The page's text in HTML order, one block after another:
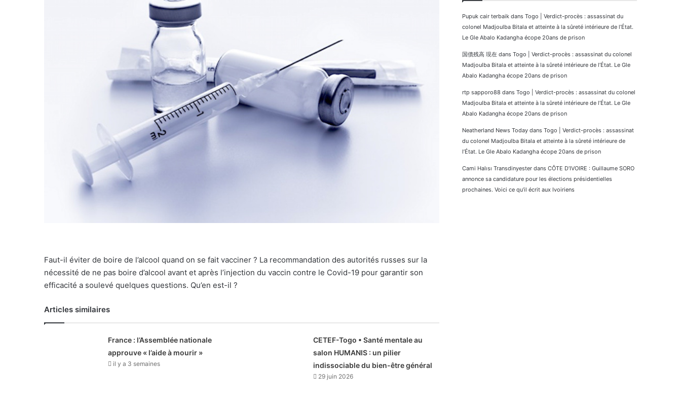
Faut-il éviter de boire de l’alcool quand on se fait vacciner ? La recommandation des autorités russes sur la
nécessité de ne pas boire d’alcool avant et après l’injection du vaccin contre le Covid-19 pour garantir son
efficacité a soulevé quelques questions. Qu’en est-il ?
Articles similaires
France : l’Assemblée nationale
approuve « l’aide à mourir »
il y a 3 semaines
CETEF-Togo • Santé mentale au
salon HUMANIS : un pilier
indissociable du bien-être général
29 juin 2026
Pupuk cair terbaik dans Togo | Verdict-procès : assassinat du
colonel Madjoulba Bitala et atteinte à la sûreté intérieure de l’État.
Le Gle Abalo Kadangha écope 20ans de prison
国債残高 現在 dans Togo | Verdict-procès : assassinat du colonel
Madjoulba Bitala et atteinte à la sûreté intérieure de l’État. Le Gle
Abalo Kadangha écope 20ans de prison
rtp sapporo88 dans Togo | Verdict-procès : assassinat du colonel
Madjoulba Bitala et atteinte à la sûreté intérieure de l’État. Le Gle
Abalo Kadangha écope 20ans de prison
Neatherland News Today dans Togo | Verdict-procès : assassinat
du colonel Madjoulba Bitala et atteinte à la sûreté intérieure de
l’État. Le Gle Abalo Kadangha écope 20ans de prison
Cami Halısı Transdinyester dans CÔTE D’IVOIRE : Guillaume SORO
annonce sa candidature pour les élections présidentielles
prochaines. Voici ce qu’il écrit aux Ivoiriens